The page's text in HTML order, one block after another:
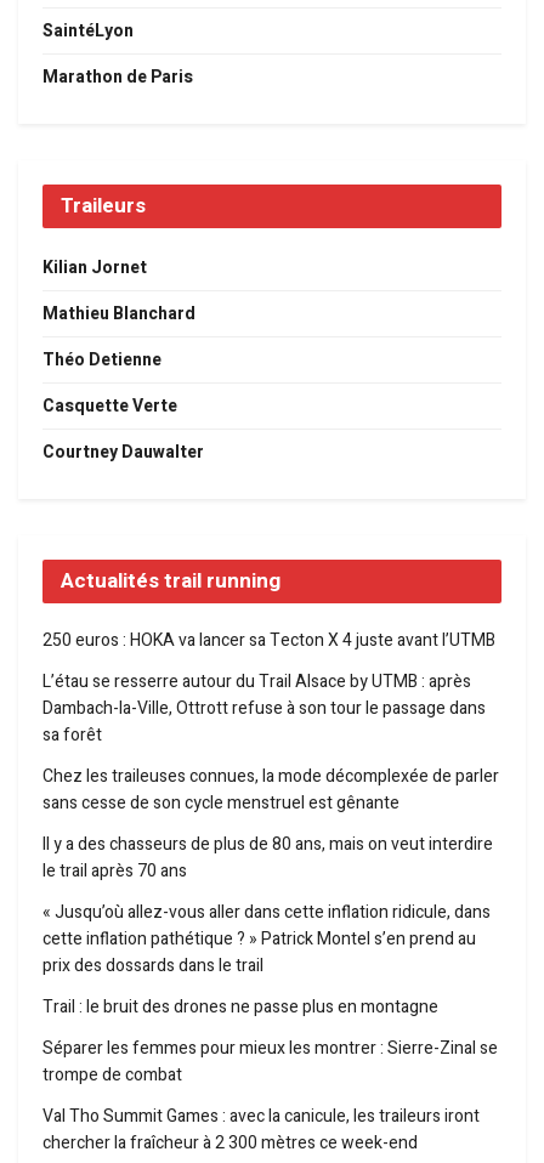
SaintéLyon
Marathon de Paris
Traileurs
Kilian Jornet
Mathieu Blanchard
Théo Detienne
Casquette Verte
Courtney Dauwalter
Actualités trail running
250 euros : HOKA va lancer sa Tecton X 4 juste avant l’UTMB
L’étau se resserre autour du Trail Alsace by UTMB : après
Dambach-la-Ville, Ottrott refuse à son tour le passage dans
sa forêt
Chez les traileuses connues, la mode décomplexée de parler
sans cesse de son cycle menstruel est gênante
Il y a des chasseurs de plus de 80 ans, mais on veut interdire
le trail après 70 ans
« Jusqu’où allez-vous aller dans cette inflation ridicule, dans
cette inflation pathétique ? » Patrick Montel s’en prend au
prix des dossards dans le trail
Trail : le bruit des drones ne passe plus en montagne
Séparer les femmes pour mieux les montrer : Sierre-Zinal se
trompe de combat
Val Tho Summit Games : avec la canicule, les traileurs iront
chercher la fraîcheur à 2 300 mètres ce week-end